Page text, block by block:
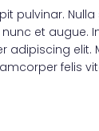
pulvinar.
et augue.
elit.
felis